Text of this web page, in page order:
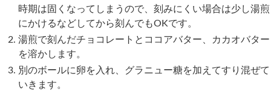
時期は固くなってしまうので、刻みにくい場合は少し湯煎
にかけるなどしてから刻んでもOKです。
湯煎で刻んだチョコレートとココアバター、カカオバター
を溶かします。
別のボールに卵を入れ、グラニュー糖を加えてすり混ぜて
いきます。